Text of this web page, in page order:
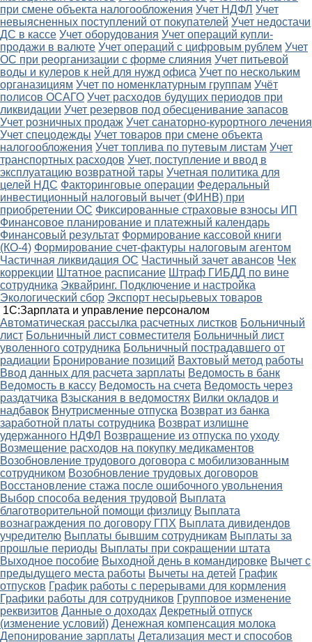
при смене объекта налогообложения Учет НДФЛ Учет
невыясненных поступлений от покупателей Учет недостачи
ДС в кассе Учет оборудования Учет операций купли-
продажи в валюте Учет операций с цифровым рублем Учет
ОС при реорганизации с форме слияния Учет питьевой
воды и кулеров к ней для нужд офиса Учет по нескольким
органазициям Учет по номенклатурным группам Учёт
полисов ОСАГО Учет расходов будущих периодов при
ликвидации Учет резервов под обесценивание запасов
Учет розничных продаж Учет санаторно-курортного лечения
Учет спецодежды Учет товаров при смене объекта
налогообложения Учет топлива по путевым листам Учет
транспортных расходов Учет, поступление и ввод в
эксплуатацию возвратной тары Учетная политика для
целей НДС Факторинговые операции Федеральный
инвестиционный налоговый вычет (ФИНВ) при
приобретении ОС Фиксированные страховые взносы ИП
Финансовое планирование и платежный календарь
Финансовый результат Формирование кассовой книги
(КО-4) Формирование счет-фактуры налоговым агентом
Частичная ликвидация ОС Частичный зачет авансов Чек
коррекции Штатное расписание Штраф ГИБДД по вине
сотрудника Эквайринг. Подключение и настройка
Экологический сбор Экспорт несырьевых товаров
1С:Зарплата и управление персоналом
Автоматическая рассылка расчетных листков Больничный
лист Больничный лист совместителя Больничный лист
уволенного сотрудника Больничный пострадавшего от
радиации Бронирование позиций Вахтовый метод работы
Ввод данных для расчета зарплаты Ведомость в банк
Ведомость в кассу Ведомость на счета Ведомость через
раздатчика Взыскания в ведомостях Вилки окладов и
надбавок Внутрисменные отпуска Возврат из банка
заработной платы сотрудника Возврат излишне
удержанного НДФЛ Возвращение из отпуска по уходу
Возмещение расходов на покупку медикаментов
Возобновление трудового договора с мобилизованным
сотрудником Возобновление трудовых договоров
Восстановление стажа после ошибочного увольнения
Выбор способа ведения трудовой Выплата
благотворительной помощи физлицу Выплата
вознаграждения по договору ГПХ Выплата дивидендов
учредителю Выплаты бывшим сотрудникам Выплаты за
прошлые периоды Выплаты при сокращении штата
Выходное пособие Выходной день в командировке Вычет с
предыдущего места работы Вычеты на детей График
отпусков График работы с перерывами для кормления
Графики работы для сотрудников Групповое изменение
реквизитов Данные о доходах Декретный отпуск
(изменение условий) Денежная компенсация молока
Депонирование зарплаты Детализация мест и способов